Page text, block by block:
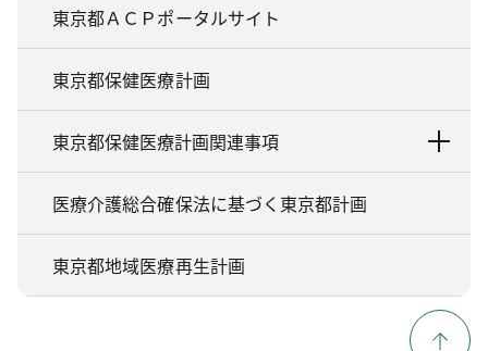
東京都ＡＣＰポータルサイト
東京都保健医療計画
東京都保健医療計画関連事項
医療介護総合確保法に基づく東京都計画
東京都地域医療再生計画